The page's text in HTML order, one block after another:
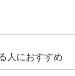
人におすすめ